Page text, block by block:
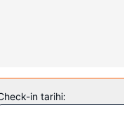
ücretsiz banyo/
sunulmaktadır.
in tarihi: